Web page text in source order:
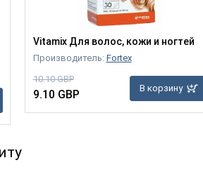
Vitamix Для волос, кожи и ногтей
Производитель: Fortex
10.10 GBP
9.10 GBP В корзину